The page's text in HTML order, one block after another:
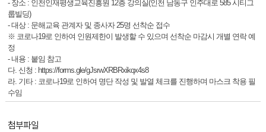
- 장소 : 인천인재평생교육진흥원 12층 강의실(인천 남동구 인주대로 585 시티그
룹빌딩)
- 대상 : 문해교육 관계자 및 종사자 25명 선착순 접수
※ 코로나19로 인하여 인원제한이 발생할 수 있으며 선착순 마감시 개별 연락 예
정
- 내용 : 붙임 참고
다. 신청 : https://forms.gle/gJsrwXRBRxikqx4s8
라. 기타 : 코로나19로 인하여 명단 작성 및 발열 체크를 진행하며 마스크 착용 필
수임
첨부파일